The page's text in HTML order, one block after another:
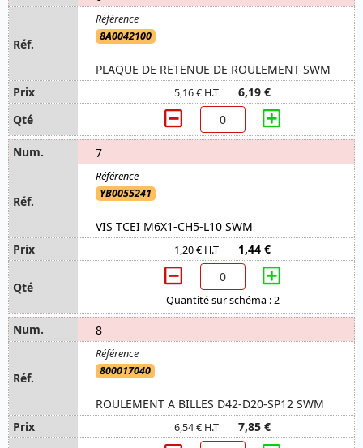
8A0042100
PLAQUE DE RETENUE DE ROULEMENT SWM
5,16 € H.T 6,19 €
7
YB0055241
VIS TCEI M6X1-CH5-L10 SWM
1,20 € H.T 1,44 €
Quantité sur schéma : 2
8
800017040
ROULEMENT A BILLES D42-D20-SP12 SWM
6,54 € H.T 7,85 €